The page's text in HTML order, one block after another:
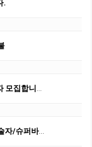
.
집합니다!
모집합니다!